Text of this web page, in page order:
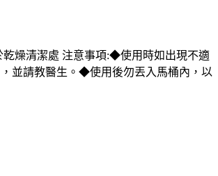
乾燥清潔處 注意事項:◆使用時如出現不適
並請教醫生。◆使用後勿丟入馬桶內，以